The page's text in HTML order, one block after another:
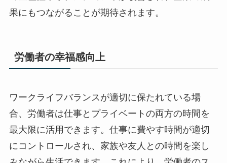
果にもつながることが期待されます。
労働者の幸福感向上
ワークライフバランスが適切に保たれている場
合、労働者は仕事とプライベートの両方の時間を
最大限に活用できます。仕事に費やす時間が適切
にコントロールされ、家族や友人との時間を楽し